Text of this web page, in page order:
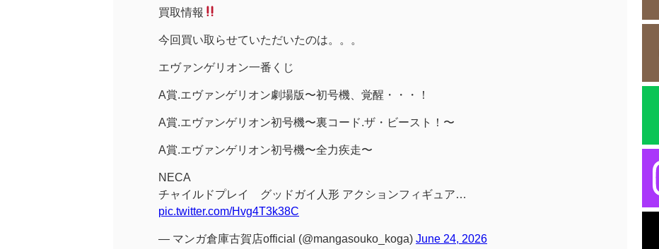
買取情報
今回買い取らせていただいたのは。。。
エヴァンゲリオン一番くじ
A賞.エヴァンゲリオン劇場版〜初号機、覚醒・・・！
A賞.エヴァンゲリオン初号機〜裏コード.ザ・ビースト！〜
A賞.エヴァンゲリオン初号機〜全力疾走〜
NECA
チャイルドプレイ グッドガイ人形 アクションフィギュア…
pic.twitter.com/Hvg4T3k38C
— マンガ倉庫古賀店official (@mangasouko_koga) June 24, 2026